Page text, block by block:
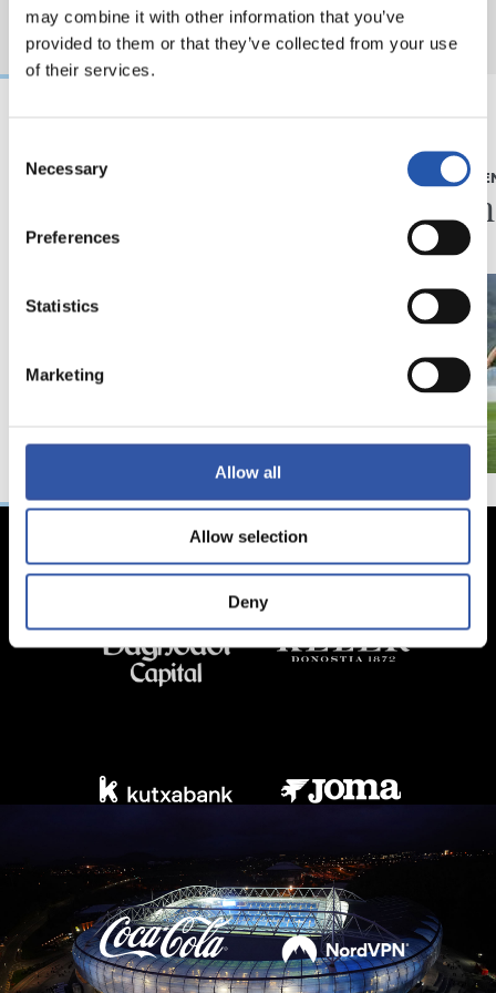
may combine it with other information that you’ve
provided to them or that they’ve collected from your use
of their services.
Selection
Necessary
Preferences
Statistics
Marketing
Allow all
Allow selection
Deny
ENTREVISTA
por los jóvenes”
05/08/2026